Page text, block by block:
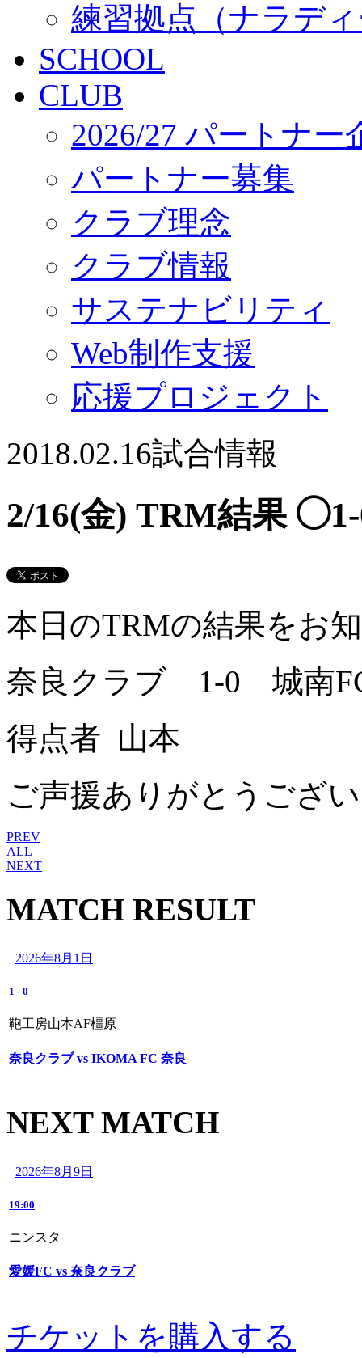
練習拠点（ナラデ
SCHOOL
CLUB
2026/27 パートナー
パートナー募集
クラブ理念
クラブ情報
サステナビリティ
Web制作支援
応援プロジェクト
2018.02.16試合情報
2/16(金) TRM結果
本日のTRMの結果をお
奈良クラブ 1-0 城南
得点者 山本
ご声援ありがとうござ
PREV
ALL
NEXT
MATCH RESULT
2026年8月1日
1 - 0
鞄工房山本AF橿原
奈良クラブ vs IKOMA FC 奈良
NEXT MATCH
2026年8月9日
19:00
ニンスタ
愛媛FC vs 奈良クラブ
チケットを購入する